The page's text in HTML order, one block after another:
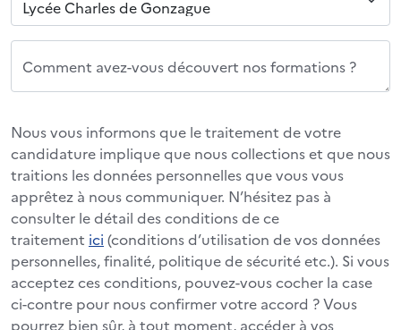
Comment avez-vous découvert nos formations ?
Nous vous informons que le traitement de votre
candidature implique que nous collections et que nous
traitions les données personnelles que vous vous
apprêtez à nous communiquer. N’hésitez pas à
consulter le détail des conditions de ce
traitement ici (conditions d’utilisation de vos données
personnelles, finalité, politique de sécurité etc.). Si vous
acceptez ces conditions, pouvez-vous cocher la case
ci-contre pour nous confirmer votre accord ? Vous
pourrez bien sûr, à tout moment, accéder à vos